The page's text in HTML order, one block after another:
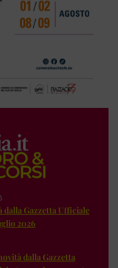
Gazzetta Ufficiale
2026
dalla Gazzetta